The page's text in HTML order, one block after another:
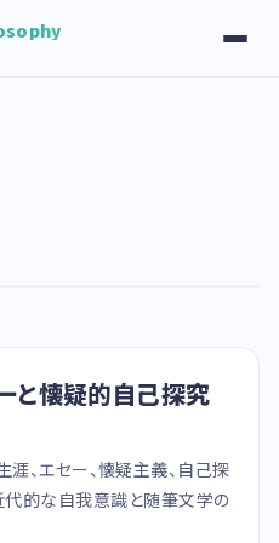
と懐疑的自己探究
涯、エセー、懐疑主義、自己探
的な自我意識と随筆文学の